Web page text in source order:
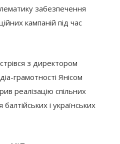
забезпечення
кампаній під час
з директором
грамотності Янісом
реалізацію спільних
і українських